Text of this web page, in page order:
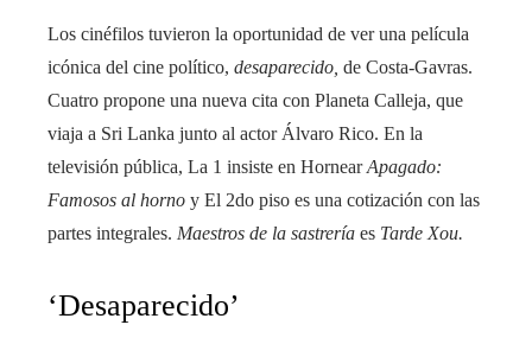
Los cinéfilos tuvieron la oportunidad de ver una película
icónica del cine político, desaparecido, de Costa-Gavras.
Cuatro propone una nueva cita con Planeta Calleja, que
viaja a Sri Lanka junto al actor Álvaro Rico. En la
televisión pública, La 1 insiste en HornearApagado:
Famosos al horno y El 2do piso es una cotización con las
partes integrales. Maestros de la sastrería es Tarde Xou.
‘Desaparecido’